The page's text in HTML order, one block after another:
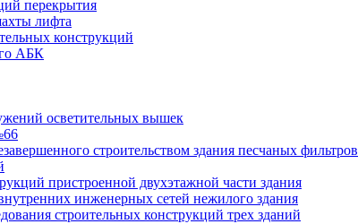
перекрытия
лифта
конструкций
АБК
осветительных вышек
строительством здания песчаных фильтров
пристроенной двухэтажной части здания
инженерных сетей нежилого здания
строительных конструкций трех зданий